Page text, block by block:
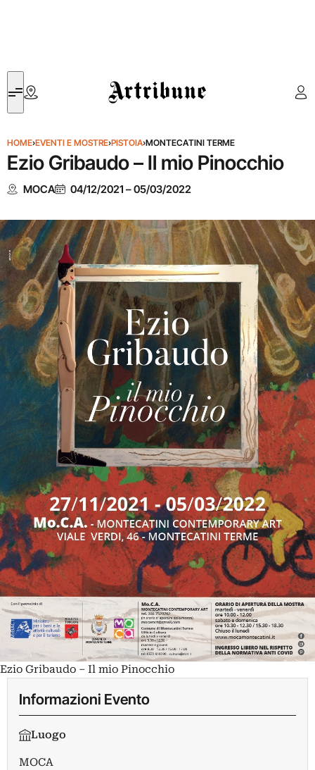
Artribune
HOME›EVENTI E MOSTRE›PISTOIA›MONTECATINI TERME
Ezio Gribaudo – Il mio Pinocchio
MOCA 04/12/2021 –05/03/2022
Ezio Gribaudo – Il mio Pinocchio
Informazioni Evento
Luogo
MOCA